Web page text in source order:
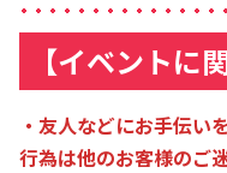
【イベントに
・友人などにお手伝い
行為は他のお客様のご